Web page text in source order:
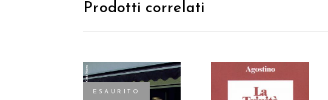
Prodotti correlati
ESAURITO